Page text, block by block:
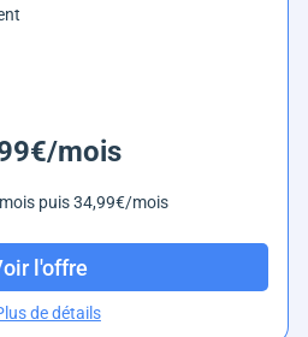
mois
puis 34,99€/mois
l'offre
de détails